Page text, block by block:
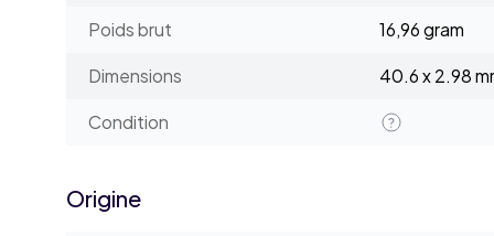
Poids brut
16,96 gram
Dimensions
40.6 x 2.98
Condition
Origine